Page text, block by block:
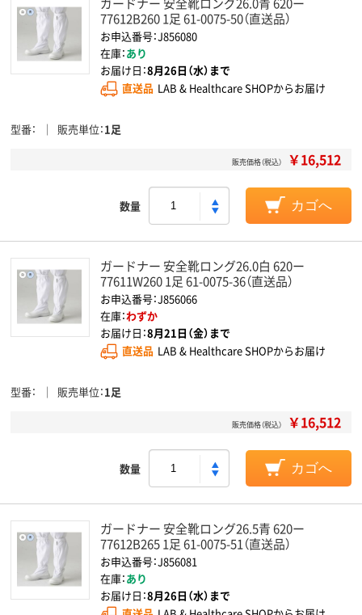
77612B260 1足 61-0075-50（直送品）
お申込番号：J856080
在庫：あり
お届け日：8月26日（水）まで
直送品 LAB & Healthcare SHOPからお届け
型番 販売単位 1足
販売価格（税込） ￥16,512
数量 カゴへ
ガードナー 安全靴ロング26.0白 620ー
77611W260 1足 61-0075-36（直送品）
お申込番号：J856066
在庫：わずか
お届け日：8月21日（金）まで
直送品 LAB & Healthcare SHOPからお届け
型番 販売単位 1足
販売価格（税込） ￥16,512
数量 カゴへ
ガードナー 安全靴ロング26.5青 620ー
77612B265 1足 61-0075-51（直送品）
お申込番号：J856081
在庫：あり
お届け日：8月26日（水）まで